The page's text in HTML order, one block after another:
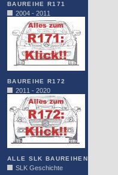
BAUREIHE R171
2004 - 2011
BAUREIHE R172
2011 - 2020
ALLE SLK BAUREIHEN
SLK Geschichte